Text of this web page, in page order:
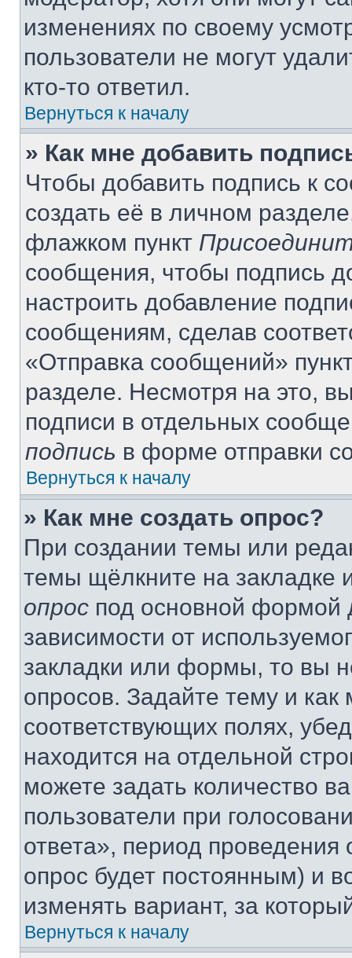
изменениях по своему
пользователи не могут
кто-то ответил.
Вернуться к началу
» Как мне добавить
Чтобы добавить подпись к
создать её в личном
флажком пункт
сообщения, чтобы подпись
настроить добавление
сообщениям, сделав
«Отправка сообщений»
разделе. Несмотря на это,
подписи в отдельных
подпись в форме отправки
Вернуться к началу
» Как мне создать опрос?
При создании темы или
темы щёлкните на
опрос под основной формой
зависимости от
закладки или формы, то вы
опросов. Задайте тему и
соответствующих полях,
находится на отдельной
можете задать количество
пользователи при
ответа», период проведения
опрос будет постоянным) и
изменять вариант, за
Вернуться к началу